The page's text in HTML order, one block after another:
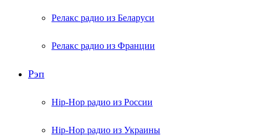
Релакс радио из Беларуси
Релакс радио из Франции
Рэп
Hip-Hop радио из России
Hip-Hop радио из Украины